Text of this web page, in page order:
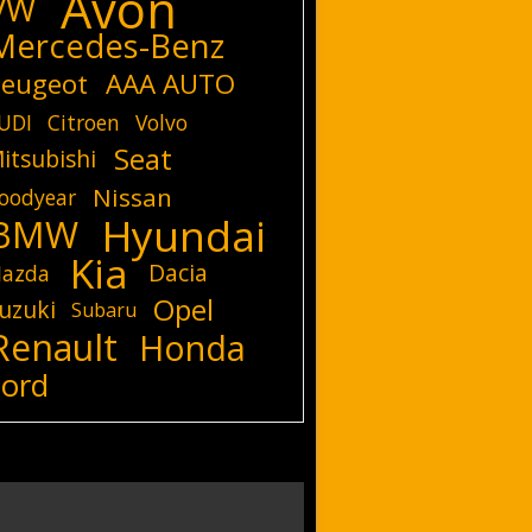
Benz
AAA AUTO
Citroen Volvo
Seat
Nissan
Hyundai
Kia
Dacia
Subaru Opel
Honda